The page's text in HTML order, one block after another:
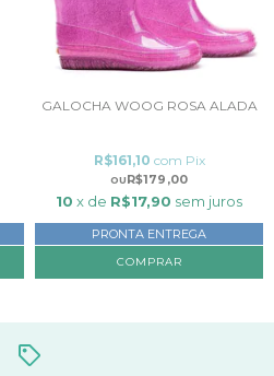
GALOCHA WOOG ROSA ALADA
R$179,00
R$161,10 com Pix
10 x de R$17,90 sem juros
PRONTA ENTREGA
COMPRAR